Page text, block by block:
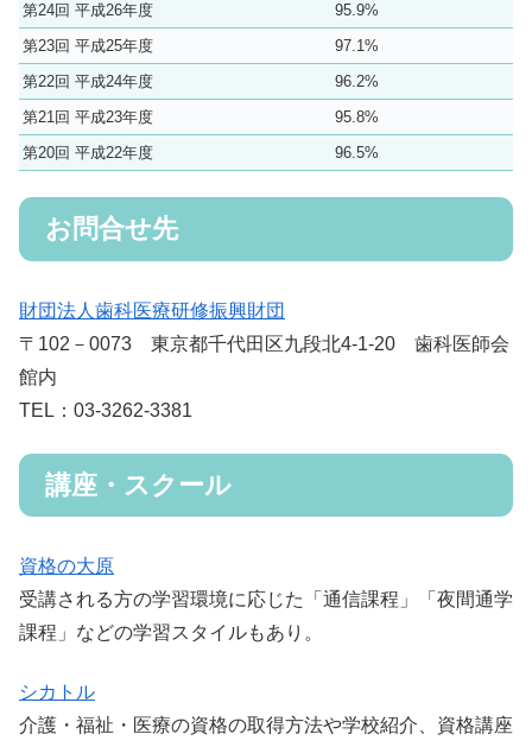
第24回 平成26年度
95.9%
第23回 平成25年度
97.1%
第22回 平成24年度
96.2%
第21回 平成23年度
95.8%
第20回 平成22年度
96.5%
お問合せ先
財団法人歯科医療研修振興財団
〒102－0073 東京都千代田区九段北4-1-20 歯科医師会
館内
TEL：03-3262-3381
講座・スクール
資格の大原
受講される方の学習環境に応じた「通信課程」「夜間通学
課程」などの学習スタイルもあり。
シカトル
介護・福祉・医療の資格の取得方法や学校紹介、資格講座